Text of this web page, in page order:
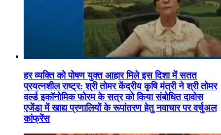
हर व्यक्ति को पोषण युक्त आहार मिले इस दिशा में सतत
प्रयत्नशील राष्ट्र: श्री तोमर केंद्रीय कृषि मंत्री ने श्री तोमर
वर्ल्ड इकॉनोमिक फोरम के सत्र को किया संबोधित दावोस
एजेंडा में खाद्य प्रणालियों के रूपांतरण हेतु नवाचार पर वर्चुअल
कांफ्रेंस